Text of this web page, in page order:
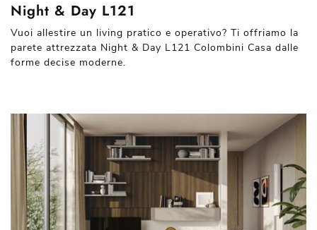
Night & Day L121
Vuoi allestire un living pratico e operativo? Ti offriamo la
parete attrezzata Night & Day L121 Colombini Casa dalle
forme decise moderne.